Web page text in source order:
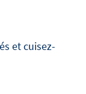
et cuisez-